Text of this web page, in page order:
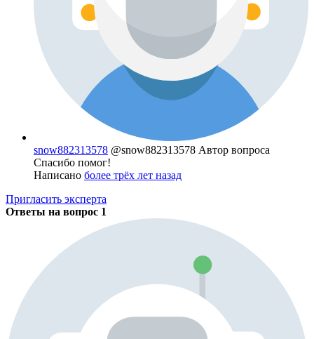
snow882313578 @snow882313578 Автор вопроса
Спасибо помог!
Написано более трёх лет назад
Пригласить эксперта
Ответы на вопрос 1